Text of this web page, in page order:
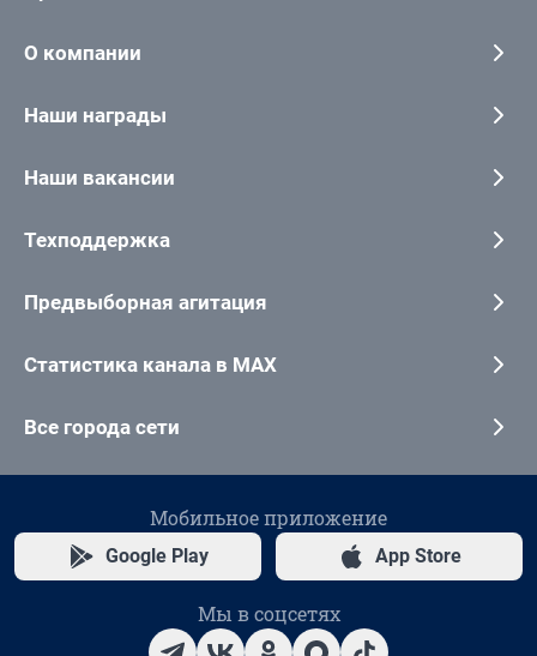
О компании
Наши награды
Наши вакансии
Техподдержка
Предвыборная агитация
Статистика канала в MAX
Все города сети
Мобильное приложение
Google Play App Store
Мы в соцсетях